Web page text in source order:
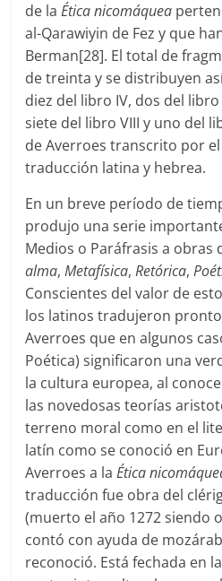
de laÉtica nicomáquea
al-Qarawiyin de Fez y que
Berman[28]. El total de
de treinta y se distribuyen
diez del libro IV, dos del
siete del libro VIII y uno del
de Averroes transcrito por
traducción latina y hebrea.
En un breve período de
produjo una serie
Medios o Paráfrasis a obras
alma,Metafísica,Retórica,
Conscientes del valor de
los latinos tradujeron
Averroes que en algunos
Poética) significaron una
la cultura europea, al
las novedosas teorías
terreno moral como en el
latín como se conoció en
Averroes a laÉtica
traducción fue obra del
(muerto el año 1272 siendo
contó con ayuda de
reconoció. Está fechada en